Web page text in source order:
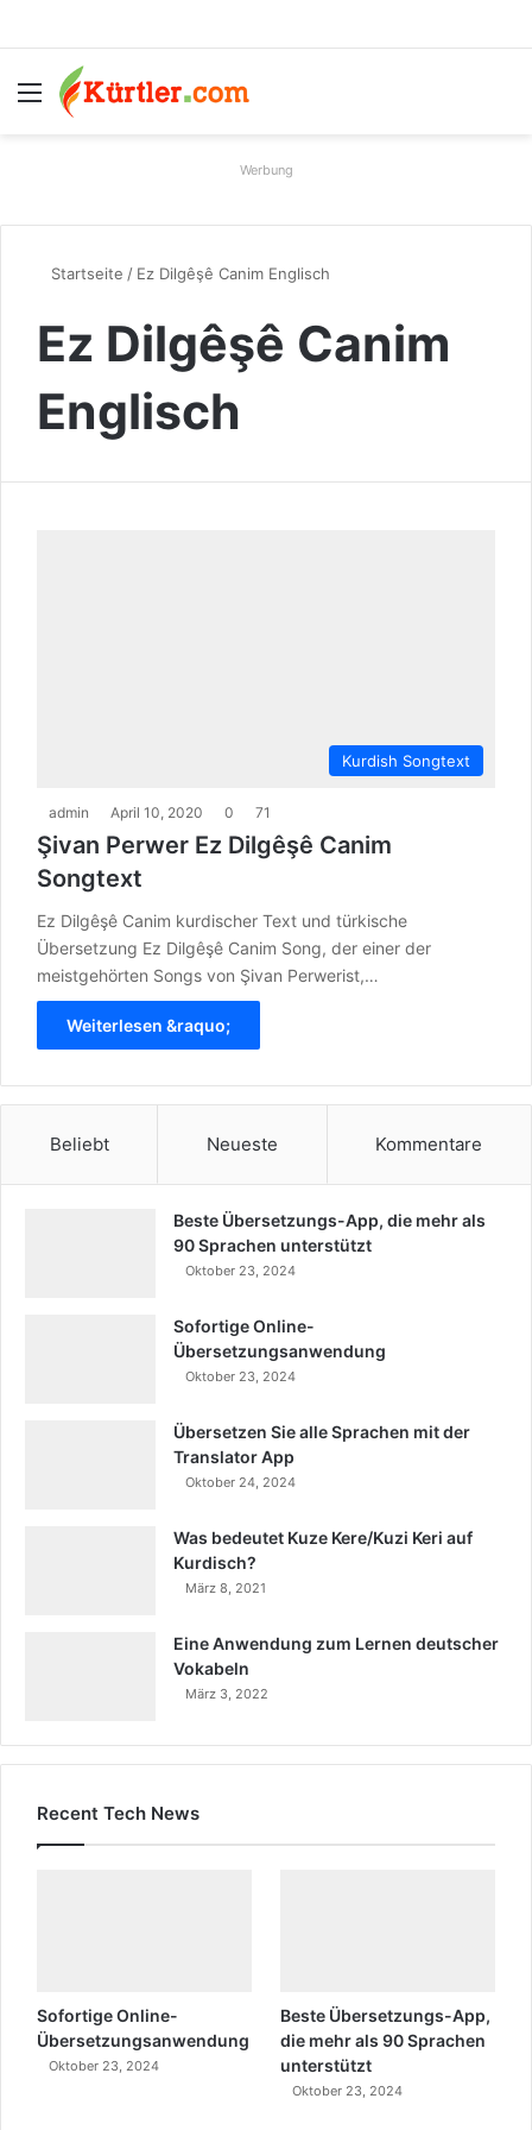
Menü
Werbung
Startseite / Ez Dilgêşê Canim Englisch
Ez Dilgêşê Canim
Englisch
Kurdish Songtext
admin April 10, 2020 0 71
Şivan Perwer Ez Dilgêşê Canim
Songtext
Ez Dilgêşê Canim kurdischer Text und türkische
Übersetzung Ez Dilgêşê Canim Song, der einer der
meistgehörten Songs von Şivan Perwerist,…
Weiterlesen &raquo;
Beliebt Neueste Kommentare
Beste Übersetzungs-App, die mehr als
90 Sprachen unterstützt
Oktober 23, 2024
Sofortige Online-
Übersetzungsanwendung
Oktober 23, 2024
Übersetzen Sie alle Sprachen mit der
Translator App
Oktober 24, 2024
Was bedeutet Kuze Kere/Kuzi Keri auf
Kurdisch?
März 8, 2021
Eine Anwendung zum Lernen deutscher
Vokabeln
März 3, 2022
Recent Tech News
Sofortige Online-
Übersetzungsanwendung
Oktober 23, 2024
Beste Übersetzungs-App,
die mehr als 90 Sprachen
unterstützt
Oktober 23, 2024